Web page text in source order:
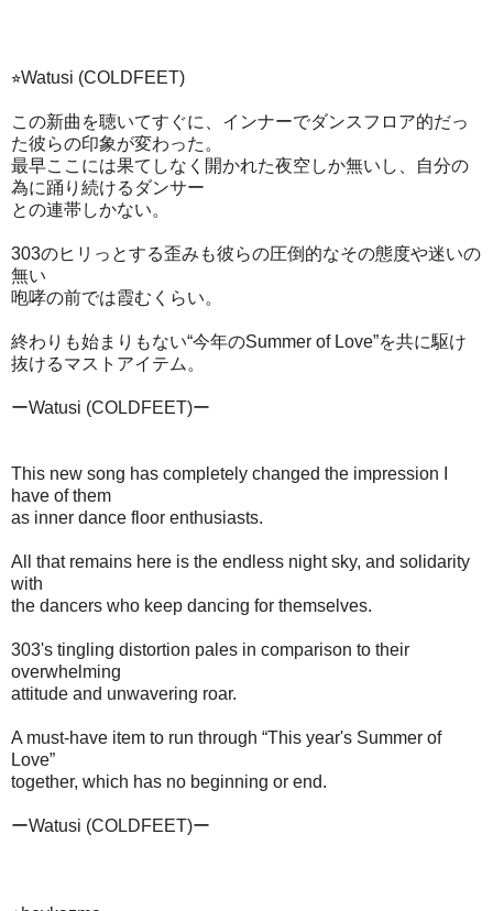
⭐︎Watusi (COLDFEET)
この新曲を聴いてすぐに、インナーでダンスフロア的だっ
た彼らの印象が変わった。
最早ここには果てしなく開かれた夜空しか無いし、自分の
為に踊り続けるダンサー
との連帯しかない。
303のヒリっとする歪みも彼らの圧倒的なその態度や迷いの
無い
咆哮の前では霞むくらい。
終わりも始まりもない“今年のSummer of Love”を共に駆け
抜けるマストアイテム。
ーWatusi (COLDFEET)ー
This new song has completely changed the impression I
have of them
as inner dance floor enthusiasts.
All that remains here is the endless night sky, and solidarity
with
the dancers who keep dancing for themselves.
303's tingling distortion pales in comparison to their
overwhelming
attitude and unwavering roar.
A must-have item to run through “This year's Summer of
Love”
together, which has no beginning or end.
ーWatusi (COLDFEET)ー